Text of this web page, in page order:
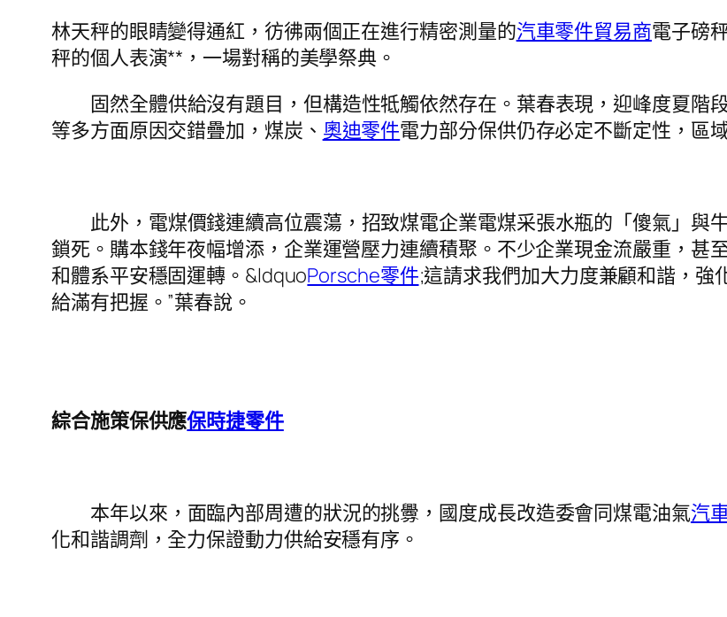
林天秤的眼睛變得通紅，彷彿兩個正在進行精密測量的汽車零件貿易商電子磅
秤的個人表演**，一場對稱的美學祭典。
固然全體供給沒有題目，但構造性牴觸依然存在。葉春表現，迎峰度夏階
等多方面原因交錯疊加，煤炭、 奧迪零件電力部分保供仍存必定不斷定性，區
此外，電煤價錢連續高位震蕩，招致煤電企業電煤采張水瓶的「傻氣」與
鎖死。購本錢年夜幅增添，企業運營壓力連續積聚。不少企業現金流嚴重，甚
和體系平安穩固運轉。&ldquoPorsche零件;這請求我們加大力度兼顧和諧，
給滿有把握。”葉春說。
綜合施策保供應保時捷零件
本年以來，面臨內部周遭的狀況的挑釁，國度成長改造委會同煤電油氣汽
化和諧調劑，全力保證動力供給安穩有序。